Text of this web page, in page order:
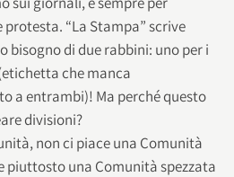
“La Stampa” scrive
bisogno di due rabbini: uno per i
che manca
a entrambi)! Ma perché questo
divisioni?
non ci piace una Comunità
piuttosto una Comunità spezzata